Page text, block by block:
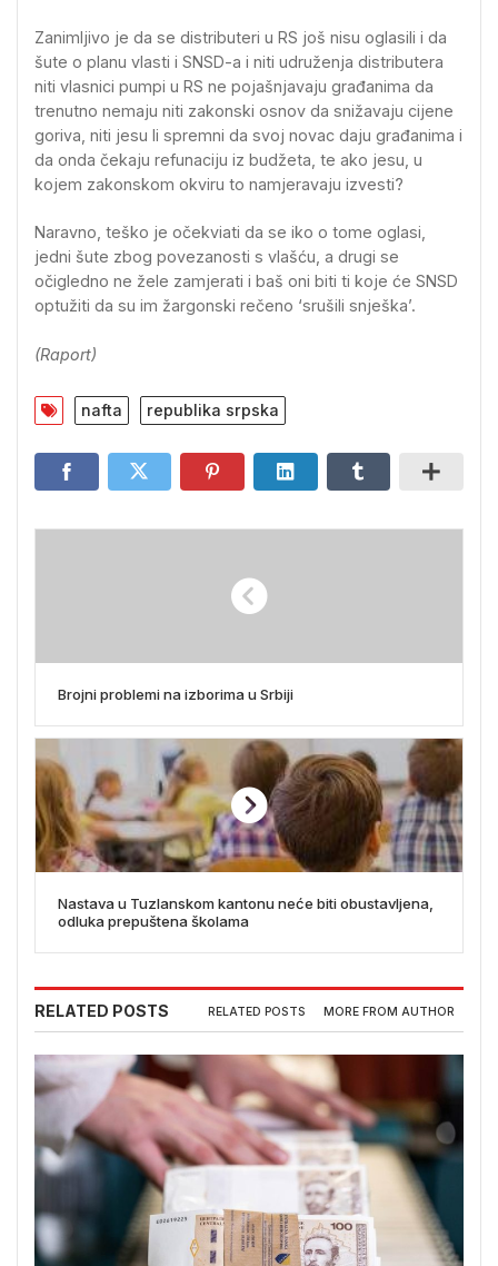
Zanimljivo je da se distributeri u RS još nisu oglasili i da
šute o planu vlasti i SNSD-a i niti udruženja distributera
niti vlasnici pumpi u RS ne pojašnjavaju građanima da
trenutno nemaju niti zakonski osnov da snižavaju cijene
goriva, niti jesu li spremni da svoj novac daju građanima i
da onda čekaju refunaciju iz budžeta, te ako jesu, u
kojem zakonskom okviru to namjeravaju izvesti?
Naravno, teško je očekviati da se iko o tome oglasi,
jedni šute zbog povezanosti s vlašću, a drugi se
očigledno ne žele zamjerati i baš oni biti ti koje će SNSD
optužiti da su im žargonski rečeno ‘srušili snješka’.
(Raport)
nafta republika srpska
Brojni problemi na izborima u Srbiji
Nastava u Tuzlanskom kantonu neće biti obustavljena,
odluka prepuštena školama
RELATED POSTS RELATED POSTS MORE FROM AUTHOR